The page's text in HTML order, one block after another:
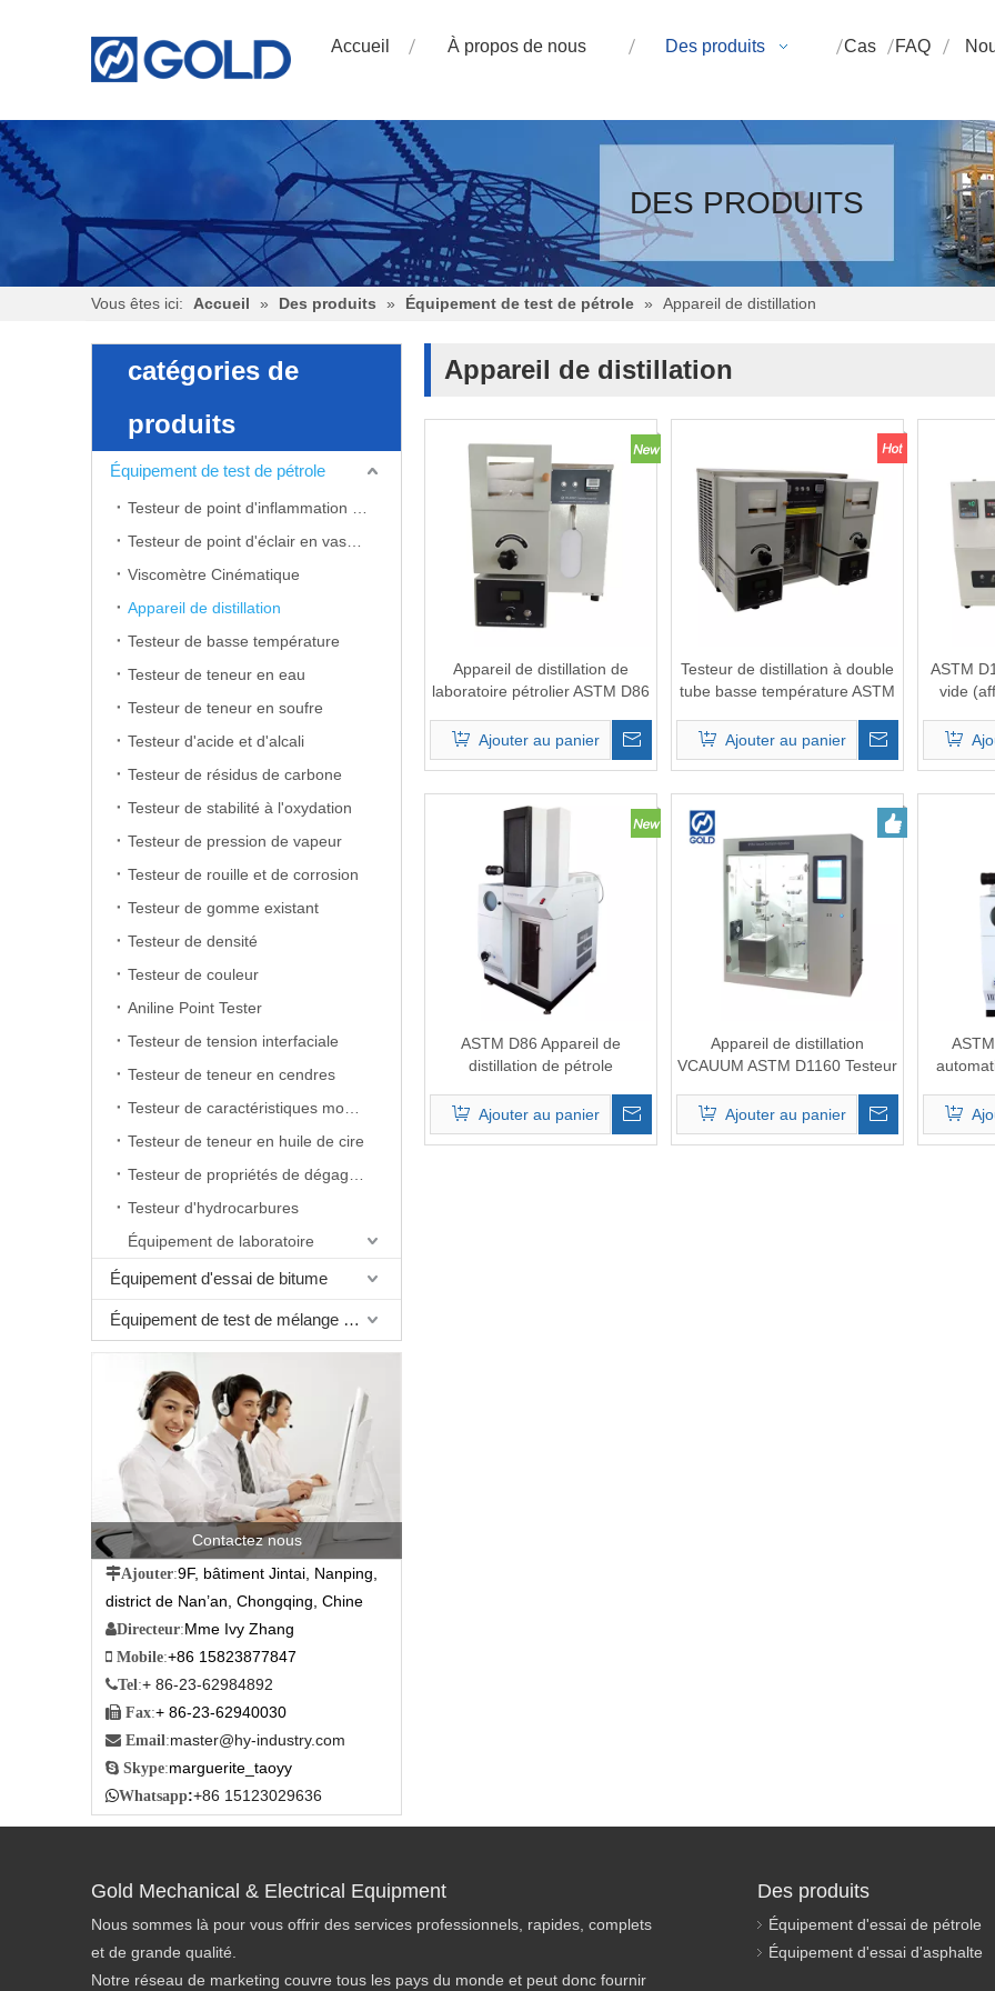
Accueil À propos de nous Des produits Cas FAQ
DES PRODUITS
Vous êtes ici: Accueil » Des produits » Équipement de test de pétrole » Appareil de distillation
catégories de
produits
Équipement de test de pétrole
Viscomètre Cinématique
Appareil de distillation
Testeur de basse température
Testeur de teneur en eau
Testeur de teneur en soufre
Testeur d'acide et d'alcali
Testeur de résidus de carbone
Testeur de stabilité à l'oxydation
Testeur de pression de vapeur
Testeur de rouille et de corrosion
Testeur de gomme existant
Testeur de densité
Testeur de couleur
Aniline Point Tester
Testeur de tension interfaciale
Testeur de teneur en cendres
Testeur de teneur en huile de cire
Testeur d'hydrocarbures
Équipement de laboratoire
Équipement d'essai de bitume
Équipement de test de mélange bitumineux
Contactez nous
Ajouter:9F, bâtiment Jintai, Nanping,
district de Nan’an, Chongqing, Chine
Directeur:Mme Ivy Zhang
 Mobile:+86 15823877847
Tel :+ 86-23-62984892
 Fax:+ 86-23-62940030
 Email :master@hy-industry.com
 Skype:marguerite_taoyy
Whatsapp:+86 15123029636
Appareil de distillation
Appareil de distillation de
laboratoire pétrolier ASTM D86
Ajouter au panier
Testeur de distillation à double
tube basse température ASTM
Ajouter au panier
ASTM
vide
ASTM D86 Appareil de
distillation de pétrole
Ajouter au panier
Appareil de distillation
VCAUUM ASTM D1160 Testeur
numérique
Ajouter au panier
les
Gold Mechanical & Electrical Equipment
Nous sommes là pour vous offrir des services professionnels, rapides, complets
et de grande qualité.
Notre réseau de marketing couvre tous les pays du monde et peut donc fournir
Des produits
Équipement d'essai de pétrole
Équipement d'essai d'asphalte